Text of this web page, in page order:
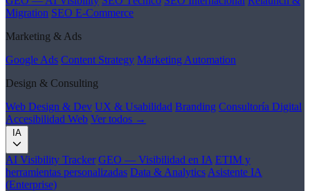
Migration SEO E-Commerce
Marketing & Ads
Google Ads Content Strategy Marketing Automation
Design & Consulting
Web Design & Dev UX & Usabilidad Branding Consultoría Digital
Accesibilidad Web Ver todos →
IA
AI Visibility Tracker GEO — Visibilidad en IA ETIM y
herramientas personalizadas Data & Analytics Asistente IA
(Enterprise)